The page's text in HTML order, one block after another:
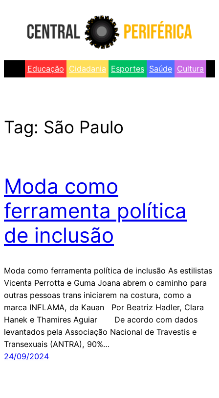
content
Educação Cidadania Esportes Saúde Cultura
Tag: São Paulo
Moda como
ferramenta política
de inclusão
Moda como ferramenta política de inclusão As estilistas
Vicenta Perrotta e Guma Joana abrem o caminho para
outras pessoas trans iniciarem na costura, como a
marca INFLAMA, da Kauan Por Beatriz Hadler, Clara
Hanek e Thamires Aguiar De acordo com dados
levantados pela Associação Nacional de Travestis e
Transexuais (ANTRA), 90%…
24/09/2024